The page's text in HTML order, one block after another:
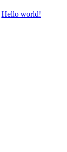
Hello world!